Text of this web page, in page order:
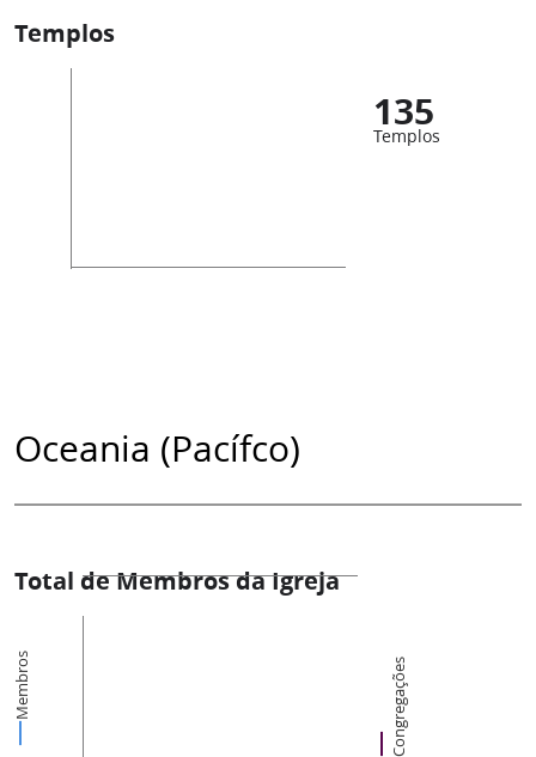
Templos
135
Templos
Oceania (Pacífco)
Total de Membros da Igreja
Membros Congregações